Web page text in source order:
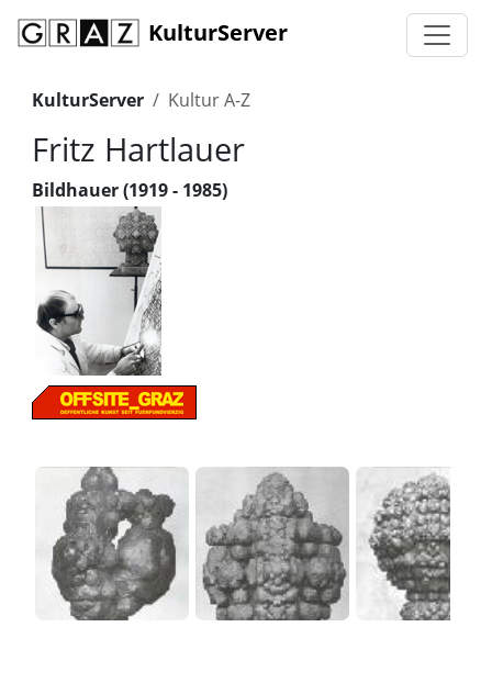
KulturServer
KulturServer Kultur A-Z
Fritz Hartlauer
Bildhauer (1919 - 1985)